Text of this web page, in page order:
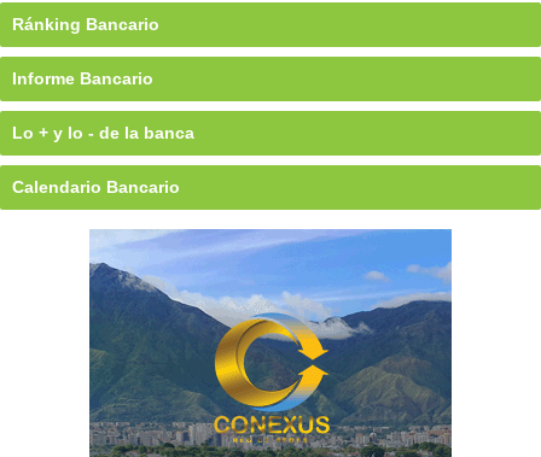
Ránking Bancario
Informe Bancario
Lo + y lo - de la banca
Calendario Bancario